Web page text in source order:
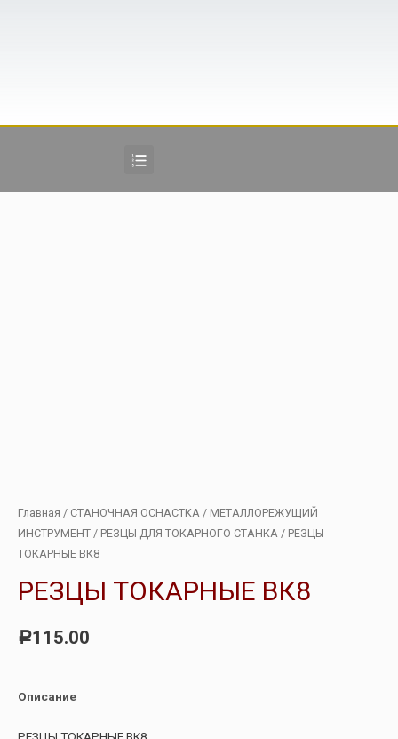
Главная / СТАНОЧНАЯ ОСНАСТКА / МЕТАЛЛОРЕЖУЩИЙ
ИНСТРУМЕНТ / РЕЗЦЫ ДЛЯ ТОКАРНОГО СТАНКА / РЕЗЦЫ
ТОКАРНЫЕ ВК8
РЕЗЦЫ ТОКАРНЫЕ ВК8
Р115.00
Описание